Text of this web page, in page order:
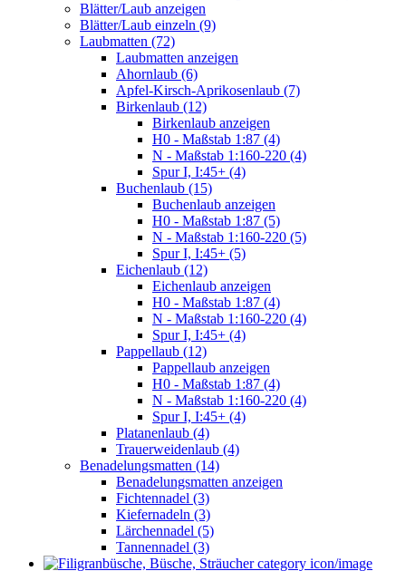
Blätter/Laub anzeigen
Blätter/Laub einzeln (9)
Laubmatten (72)
Laubmatten anzeigen
Ahornlaub (6)
Apfel-Kirsch-Aprikosenlaub (7)
Birkenlaub (12)
Birkenlaub anzeigen
H0 - Maßstab 1:87 (4)
N - Maßstab 1:160-220 (4)
Spur I, I:45+ (4)
Buchenlaub (15)
Buchenlaub anzeigen
H0 - Maßstab 1:87 (5)
N - Maßstab 1:160-220 (5)
Spur I, I:45+ (5)
Eichenlaub (12)
Eichenlaub anzeigen
H0 - Maßstab 1:87 (4)
N - Maßstab 1:160-220 (4)
Spur I, I:45+ (4)
Pappellaub (12)
Pappellaub anzeigen
H0 - Maßstab 1:87 (4)
N - Maßstab 1:160-220 (4)
Spur I, I:45+ (4)
Platanenlaub (4)
Trauerweidenlaub (4)
Benadelungsmatten (14)
Benadelungsmatten anzeigen
Fichtennadel (3)
Kiefernadeln (3)
Lärchennadel (5)
Tannennadel (3)